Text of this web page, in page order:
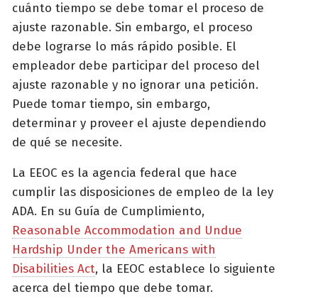
cuánto tiempo se debe tomar el proceso de
ajuste razonable. Sin embargo, el proceso
debe lograrse lo más rápido posible. El
empleador debe participar del proceso del
ajuste razonable y no ignorar una petición.
Puede tomar tiempo, sin embargo,
determinar y proveer el ajuste dependiendo
de qué se necesite.
La EEOC es la agencia federal que hace
cumplir las disposiciones de empleo de la ley
ADA. En su Guía de Cumplimiento,
Reasonable Accommodation and Undue
Hardship Under the Americans with
Disabilities Act, la EEOC establece lo siguiente
acerca del tiempo que debe tomar.